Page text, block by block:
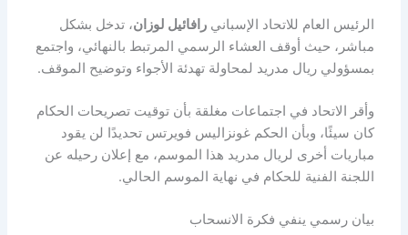
الرئيس العام للاتحاد الإسبانيرافائيل لوزان، تدخل بشكل
مباشر، حيث أوقف العشاء الرسمي المرتبط بالنهائي، واجتمع
بمسؤولي ريال مدريد لمحاولة تهدئة الأجواء وتوضيح الموقف.
وأقر الاتحاد في اجتماعات مغلقة بأن توقيت تصريحات الحكام
كان سيئًا، وبأن الحكم غونزاليس فويرتس تحديدًا لن يقود
مباريات أخرى لريال مدريد هذا الموسم، مع إعلان رحيله عن
اللجنة الفنية للحكام في نهاية الموسم الحالي.
بيان رسمي ينفي فكرة الانسحاب